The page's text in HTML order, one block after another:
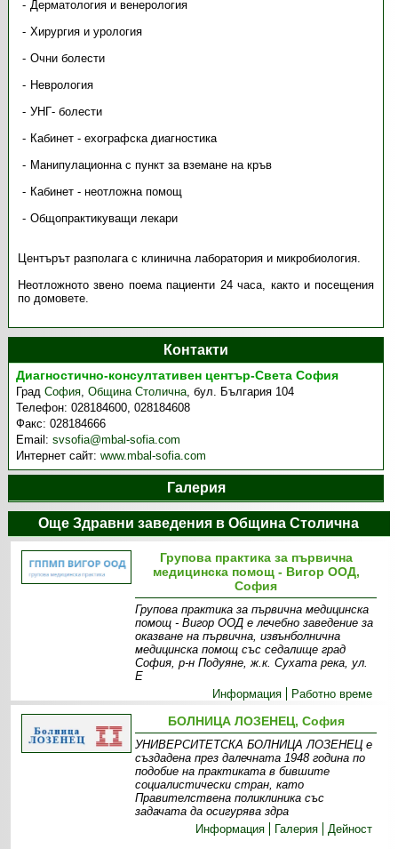
Дерматология и венерология
Хирургия и урология
Очни болести
Неврология
УНГ- болести
Кабинет - ехографска диагностика
Манипулационна с пункт за вземане на кръв
Кабинет - неотложна помощ
Общопрактикуващи лекари
Центърът разполага с клинична лаборатория и микробиология.
Неотложното звено поема пациенти 24 часа, както и посещения
по домовете.
Контакти
Диагностично-консултативен център-Света София
ГрадСофия,Община Столична,бул. България 104
Телефон:028184600, 028184608
Факс:028184666
Email:svsofia@mbal-sofia.com
Интернет сайт:www.mbal-sofia.com
Галерия
Още Здравни заведения в Община Столична
Групова практика за първична
медицинска помощ - Вигор ООД,
София
Групова практика за първична медицинска
помощ - Вигор ООД е лечебно заведение за
оказване на първична, извънболнична
медицинска помощ със седалище град
София, р-н Подуяне, ж.к. Сухата река, ул.
Е
Информация
Работно време
БОЛНИЦА ЛОЗЕНЕЦ, София
УНИВЕРСИТЕТСКА БОЛНИЦА ЛОЗЕНЕЦ е
създадена през далечната 1948 година по
подобие на практиката в бившите
социалистически стран, като
Правителствена поликлиника със
задачата да осигурява здра
Информация
Галерия Дейност